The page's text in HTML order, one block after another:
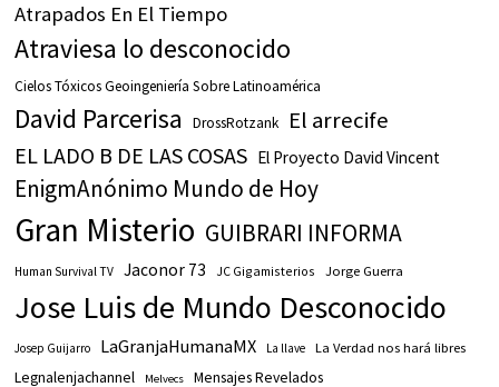
Atrapados En El Tiempo
Atraviesa lo desconocido
Cielos Tóxicos Geoingeniería Sobre Latinoamérica
David Parcerisa DrossRotzank El arrecife
EL LADO B DE LAS COSAS El Proyecto David Vincent
EnigmAnónimo Mundo de Hoy
Gran Misterio GUIBRARI INFORMA
Human Survival TV Jaconor 73 JC Gigamisterios Jorge Guerra
Jose Luis de Mundo Desconocido
Josep Guijarro LaGranjaHumanaMX La llave La Verdad nos hará libres
Legnalenjachannel Melvecs Mensajes Revelados